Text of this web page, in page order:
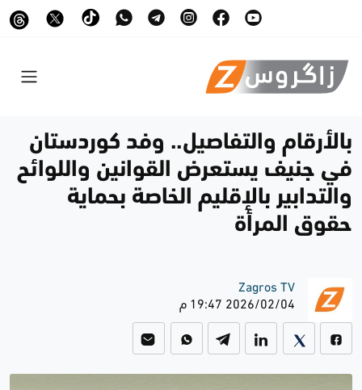
بالأرقام والتفاصيل.. وفد كوردستان
في جنيف يستعرض القوانين واللوائح
والتدابير بالإقليم الخاصة بحماية
حقوق المرأة
Zagros TV
2026/02/04 19:47 م